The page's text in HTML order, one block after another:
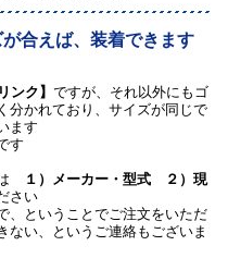
合えば、装着できます
ンク】ですが、それ以外にもゴ
分かれており、サイズが同じで
ます
す
１）メーカー・型式 ２）現
さい
、ということでご注文をいただ
ない、というご連絡もございま